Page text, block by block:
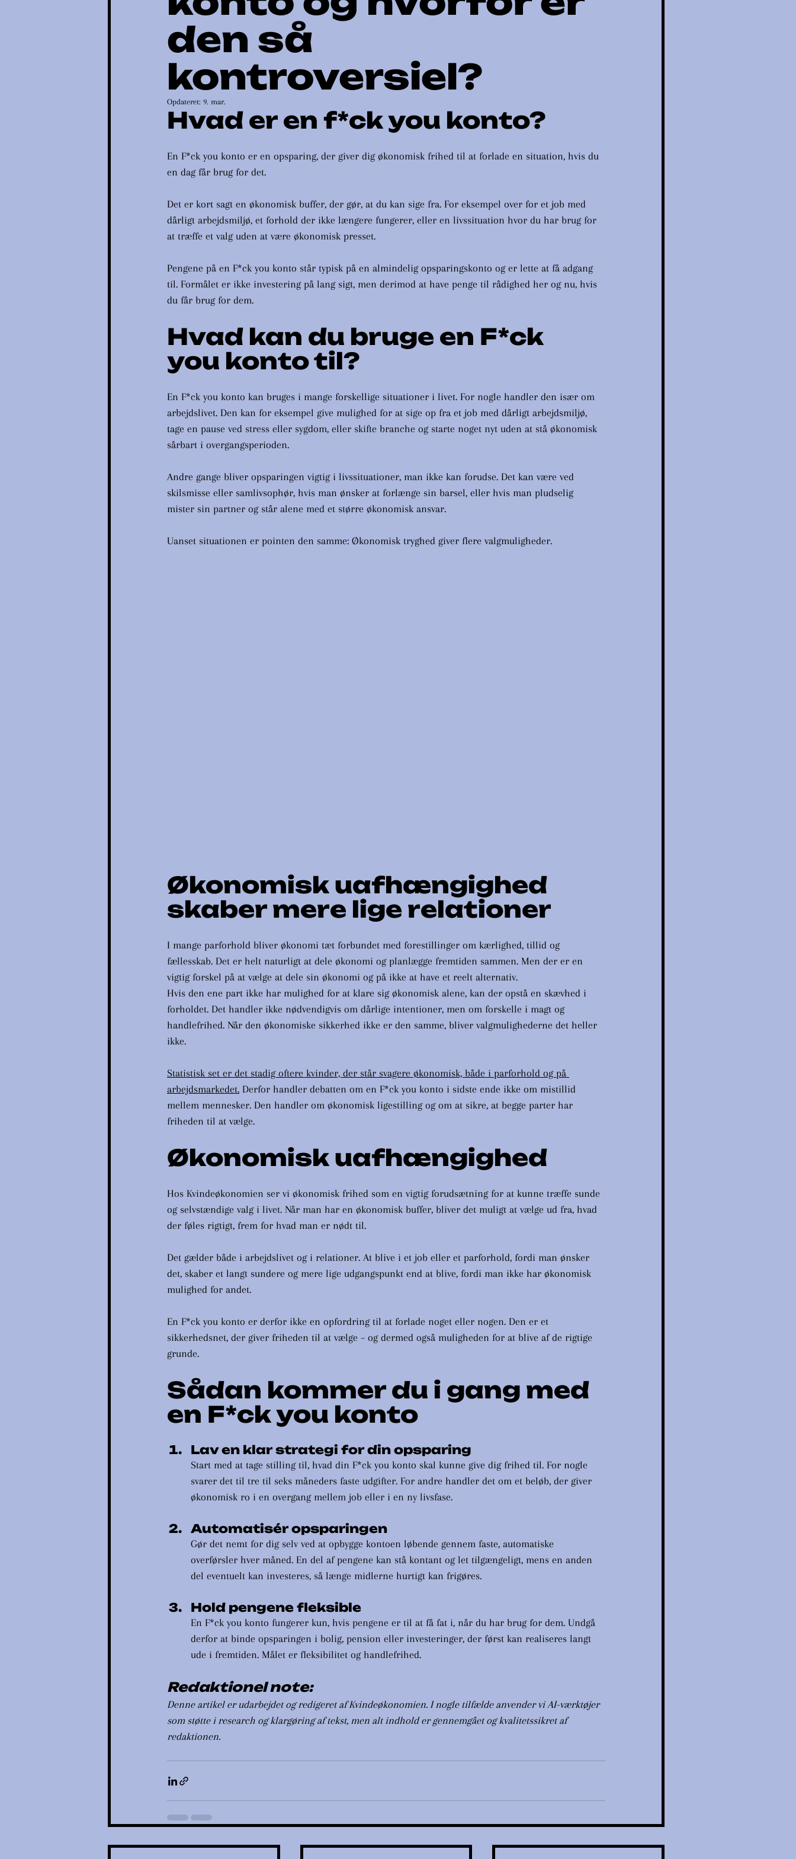
den så
kontroversiel?
Opdateret: 9. mar.
Hvad er en f*ck you konto?
En F*ck you konto er en opsparing, der giver dig økonomisk frihed til at forlade en situation, hvis du
en dag får brug for det.
Det er kort sagt en økonomisk buffer, der gør, at du kan sige fra. For eksempel over for et job med
dårligt arbejdsmiljø, et forhold der ikke længere fungerer, eller en livssituation hvor du har brug for
at træffe et valg uden at være økonomisk presset.
Pengene på en F*ck you konto står typisk på en almindelig opsparingskonto og er lette at få adgang
til. Formålet er ikke investering på lang sigt, men derimod at have penge til rådighed her og nu, hvis
du får brug for dem.
Hvad kan du bruge en F*ck
you konto til?
En F*ck you konto kan bruges i mange forskellige situationer i livet. For nogle handler den især om
arbejdslivet. Den kan for eksempel give mulighed for at sige op fra et job med dårligt arbejdsmiljø,
tage en pause ved stress eller sygdom, eller skifte branche og starte noget nyt uden at stå økonomisk
sårbart i overgangsperioden.
Andre gange bliver opsparingen vigtig i livssituationer, man ikke kan forudse. Det kan være ved
skilsmisse eller samlivsophør, hvis man ønsker at forlænge sin barsel, eller hvis man pludselig
mister sin partner og står alene med et større økonomisk ansvar.
Uanset situationen er pointen den samme: Økonomisk tryghed giver flere valgmuligheder.
Økonomisk uafhængighed
skaber mere lige relationer
I mange parforhold bliver økonomi tæt forbundet med forestillinger om kærlighed, tillid og
fællesskab. Det er helt naturligt at dele økonomi og planlægge fremtiden sammen. Men der er en
vigtig forskel på at vælge at dele sin økonomi og på ikke at have et reelt alternativ.
Hvis den ene part ikke har mulighed for at klare sig økonomisk alene, kan der opstå en skævhed i
forholdet. Det handler ikke nødvendigvis om dårlige intentioner, men om forskelle i magt og
handlefrihed. Når den økonomiske sikkerhed ikke er den samme, bliver valgmulighederne det heller
ikke.
Statistisk set er det stadig oftere kvinder, der står svagere økonomisk, både i parforhold og på
arbejdsmarkedet. Derfor handler debatten om en F*ck you konto i sidste ende ikke om mistillid
mellem mennesker. Den handler om økonomisk ligestilling og om at sikre, at begge parter har
friheden til at vælge.
Økonomisk uafhængighed
Hos Kvindeøkonomien ser vi økonomisk frihed som en vigtig forudsætning for at kunne træffe sunde
og selvstændige valg i livet. Når man har en økonomisk buffer, bliver det muligt at vælge ud fra, hvad
der føles rigtigt, frem for hvad man er nødt til.
Det gælder både i arbejdslivet og i relationer. At blive i et job eller et parforhold, fordi man ønsker
det, skaber et langt sundere og mere lige udgangspunkt end at blive, fordi man ikke har økonomisk
mulighed for andet.
En F*ck you konto er derfor ikke en opfordring til at forlade noget eller nogen. Den er et
sikkerhedsnet, der giver friheden til at vælge – og dermed også muligheden for at blive af de rigtige
grunde.
Sådan kommer du i gang med
en F*ck you konto
Lav en klar strategi for din opsparing
Start med at tage stilling til, hvad din F*ck you konto skal kunne give dig frihed til. For nogle
svarer det til tre til seks måneders faste udgifter. For andre handler det om et beløb, der giver
økonomisk ro i en overgang mellem job eller i en ny livsfase.
Automatisér opsparingen
Gør det nemt for dig selv ved at opbygge kontoen løbende gennem faste, automatiske
overførsler hver måned. En del af pengene kan stå kontant og let tilgængeligt, mens en anden
del eventuelt kan investeres, så længe midlerne hurtigt kan frigøres.
Hold pengene fleksible
En F*ck you konto fungerer kun, hvis pengene er til at få fat i, når du har brug for dem. Undgå
derfor at binde opsparingen i bolig, pension eller investeringer, der først kan realiseres langt
ude i fremtiden. Målet er fleksibilitet og handlefrihed.
Redaktionel note:
Denne artikel er udarbejdet og redigeret af Kvindeøkonomien. I nogle tilfælde anvender vi AI-værktøjer
som støtte i research og klargøring af tekst, men alt indhold er gennemgået og kvalitetssikret af
redaktionen.